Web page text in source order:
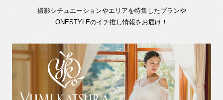
撮影シチュエーションやエリアを特集したプランや
ONESTYLEのイチ推し情報をお届け！